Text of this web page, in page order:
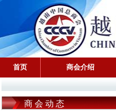
首页 商会介绍
商会动态